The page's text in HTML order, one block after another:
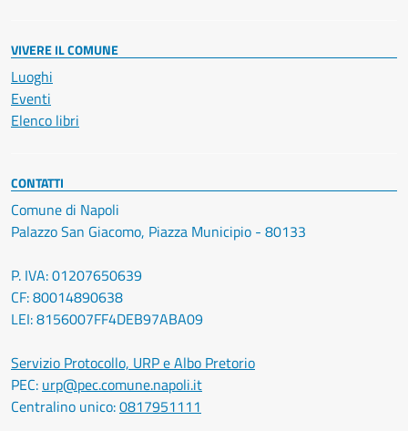
VIVERE IL COMUNE
Luoghi
Eventi
Elenco libri
CONTATTI
Comune di Napoli
Palazzo San Giacomo, Piazza Municipio - 80133
P. IVA: 01207650639
CF: 80014890638
LEI: 8156007FF4DEB97ABA09
Servizio Protocollo, URP e Albo Pretorio
PEC: urp@pec.comune.napoli.it
Centralino unico:0817951111